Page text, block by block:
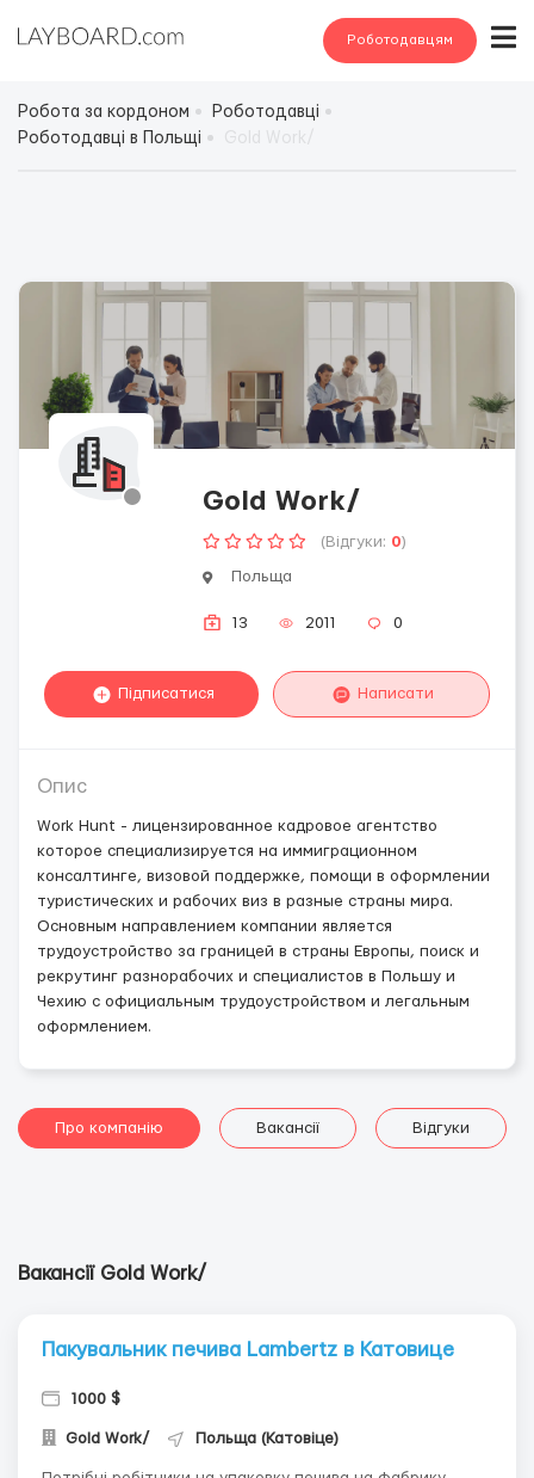
Роботодавцям
Робота за кордоном
Роботодавці
Роботодавці в Польщі
Gold Work/
(Відгуки: 0)
Польща
13 2011 0
Підписатися Написати
Опис
Work Hunt - лицензированное кадровое агентство
которое специализируется на иммиграционном
консалтинге, визовой поддержке, помощи в оформлении
туристических и рабочих виз в разные страны мира.
Основным направлением компании является
трудоустройство за границей в страны Европы, поиск и
рекрутинг разнорабочих и специалистов в Польшу и
Чехию с официальным трудоустройством и легальным
оформлением.
Про компанію Вакансії Відгуки
Вакансії Gold Work/
Пакувальник печива Lambertz в Катовице
1000 $
Gold Work/ Польща (Катовіце)